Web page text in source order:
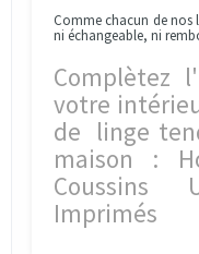
Comme chacun de nos
ni échangeable, ni
Complètez
votre
de linge
maison :
Coussins
Imprimés